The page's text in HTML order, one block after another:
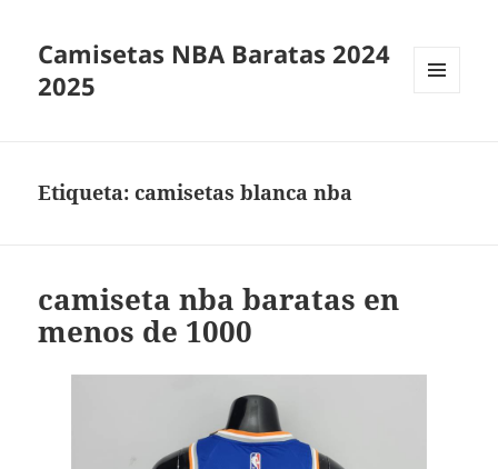
Camisetas NBA Baratas 2024
2025
Etiqueta:camisetas blanca nba
camiseta nba baratas en
menos de 1000